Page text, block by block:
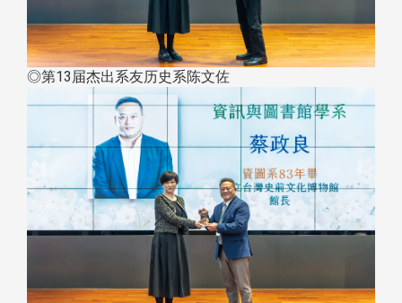
◎第13届杰出系友历史系陈文佐